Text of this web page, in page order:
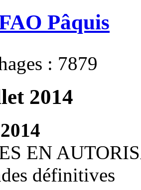
Pâquis
: 7879
2014
EN
définitives